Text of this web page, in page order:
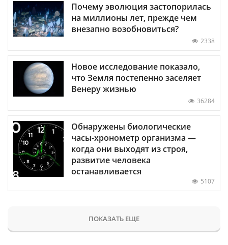
Почему эволюция застопорилась
на миллионы лет, прежде чем
внезапно возобновиться?
2338
Новое исследование показало,
что Земля постепенно заселяет
Венеру жизнью
36284
Обнаружены биологические
часы-хронометр организма —
когда они выходят из строя,
развитие человека
останавливается
5107
ПОКАЗАТЬ ЕЩЕ